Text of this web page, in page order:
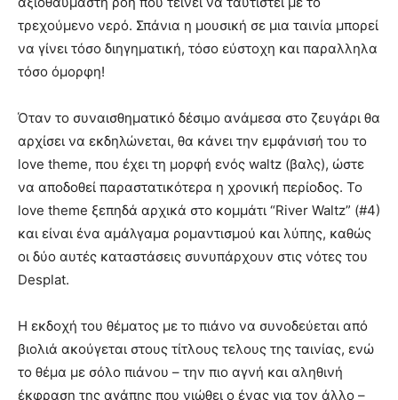
τρεχούμενο νερό. Σπάνια η μουσική σε μια ταινία μπορεί
να γίνει τόσο διηγηματική, τόσο εύστοχη και παραλληλα
τόσο όμορφη!
Όταν το συναισθηματικό δέσιμο ανάμεσα στο ζευγάρι θα
αρχίσει να εκδηλώνεται, θα κάνει την εμφάνισή του το
love theme, που έχει τη μορφή ενός waltz (βαλς), ώστε
να αποδοθεί παραστατικότερα η χρονική περίοδος. Το
love theme ξεπηδά αρχικά στο κομμάτι “River Waltz” (#4)
και είναι ένα αμάλγαμα ρομαντισμού και λύπης, καθώς
οι δύο αυτές καταστάσεις συνυπάρχουν στις νότες του
Desplat.
Η εκδοχή του θέματος με το πιάνο να συνοδεύεται από
βιολιά ακούγεται στους τίτλους τελους της ταινίας, ενώ
το θέμα με σόλο πιάνου – την πιο αγνή και αληθινή
έκφραση της αγάπης που νιώθει ο ένας για τον άλλο –